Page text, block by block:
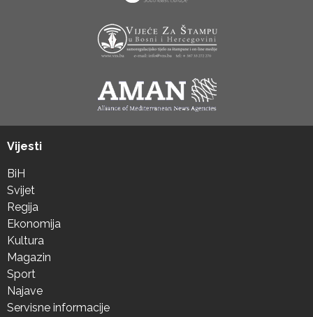
Vijesti
BiH
Svijet
Regija
Ekonomija
Kultura
Magazin
Sport
Najave
Servisne informacije